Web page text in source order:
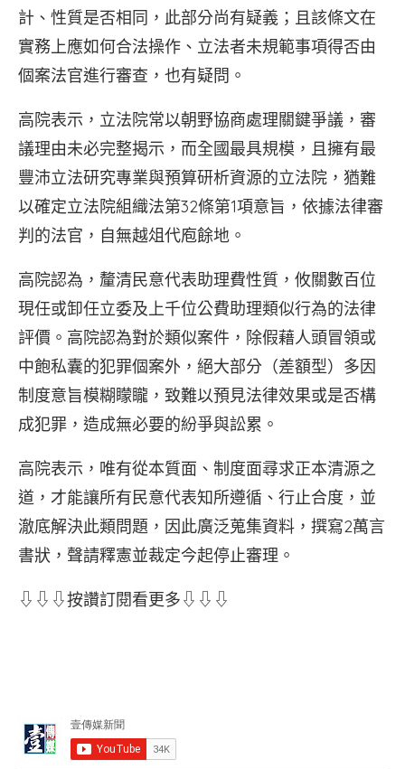
計、性質是否相同，此部分尚有疑義；且該條文在
實務上應如何合法操作、立法者未規範事項得否由
個案法官進行審查，也有疑問。
高院表示，立法院常以朝野協商處理關鍵爭議，審
議理由未必完整揭示，而全國最具規模，且擁有最
豐沛立法研究專業與預算研析資源的立法院，猶難
以確定立法院組織法第32條第1項意旨，依據法律審
判的法官，自無越俎代庖餘地。
高院認為，釐清民意代表助理費性質，攸關數百位
現任或卸任立委及上千位公費助理類似行為的法律
評價。高院認為對於類似案件，除假藉人頭冒領或
中飽私囊的犯罪個案外，絕大部分（差額型）多因
制度意旨模糊矇矓，致難以預見法律效果或是否構
成犯罪，造成無必要的紛爭與訟累。
高院表示，唯有從本質面、制度面尋求正本清源之
道，才能讓所有民意代表知所遵循、行止合度，並
澈底解決此類問題，因此廣泛蒐集資料，撰寫2萬言
書狀，聲請釋憲並裁定今起停止審理。
⇩⇩⇩按讚訂閱看更多⇩⇩⇩